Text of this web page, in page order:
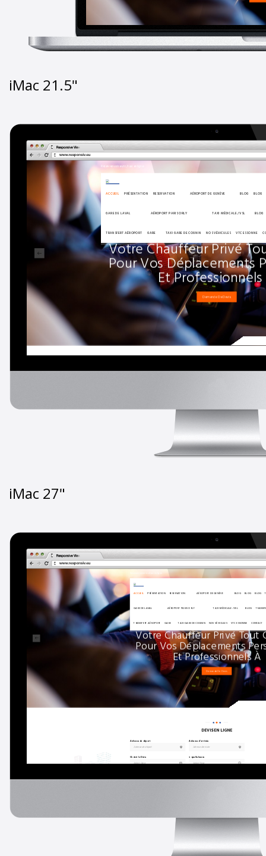
iMac 21.5"
iMac 27"